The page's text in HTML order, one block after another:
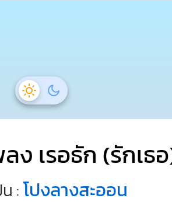
ง เรอธัก (รักเธ
:โปงลางสะออน